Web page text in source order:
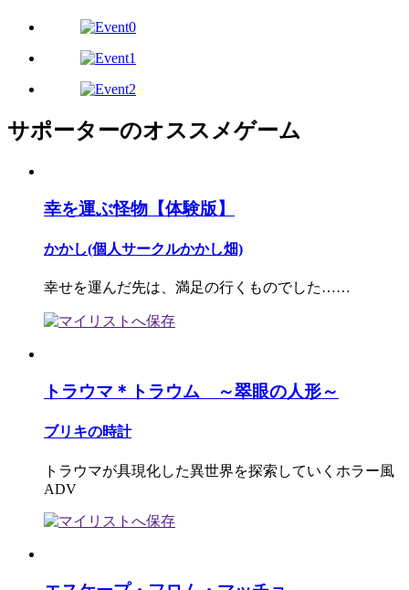
サポーターのオススメゲーム
幸を運ぶ怪物【体験版】
かかし(個人サークルかかし畑)
幸せを運んだ先は、満足の行くものでした……
トラウマ＊トラウム ～翠眼の人形～
ブリキの時計
トラウマが具現化した異世界を探索していくホラー風
ADV